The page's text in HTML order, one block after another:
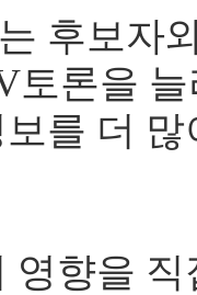
후보자
토론을
를 더
영향을